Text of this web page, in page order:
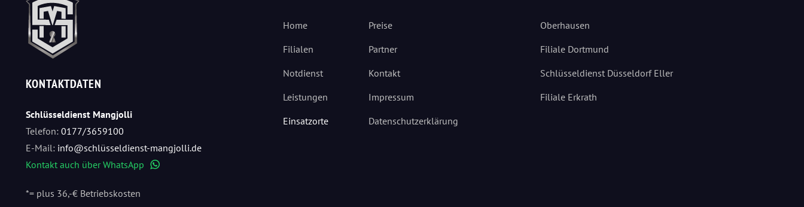
KONTAKTDATEN
Schlüsseldienst Mangjolli
Telefon: 0177/3659100
E-Mail: info@schlüsseldienst-mangjolli.de
Kontakt auch über WhatsApp
*= plus 36,-€ Betriebskosten
Home
Filialen
Notdienst
Leistungen
Einsatzorte
Preise
Partner
Kontakt
Impressum
Datenschutzerklärung
Oberhausen
Filiale Dortmund
Schlüsseldienst Düsseldorf Eller
Filiale Erkrath